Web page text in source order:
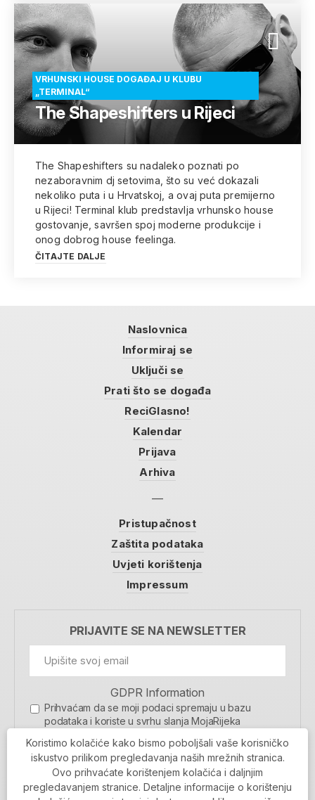
VRHUNSKI HOUSE DOGAĐAJ U KLUBU
„TERMINAL“
The Shapeshifters u Rijeci
The Shapeshifters su nadaleko poznati po
nezaboravnim dj setovima, što su već dokazali
nekoliko puta i u Hrvatskoj, a ovaj puta premijerno
u Rijeci! Terminal klub predstavlja vrhunsko house
gostovanje, savršen spoj moderne produkcije i
onog dobrog house feelinga.
ČITAJTE DALJE
Naslovnica
Informiraj se
Uključi se
Prati što se događa
ReciGlasno!
Kalendar
Prijava
Arhiva
Pristupačnost
Zaštita podataka
Uvjeti korištenja
Impressum
PRIJAVITE SE NA NEWSLETTER
GDPR Information
Prihvaćam da se moji podaci spremaju u bazu
podataka i koriste u svrhu slanja MojaRijeka
MOJARIJEKA NEWSLETTER
PRIJAVI SE
Koristimo kolačiće kako bismo poboljšali vaše korisničko
iskustvo prilikom pregledavanja naših mrežnih stranica.
Ovo prihvaćate korištenjem kolačića i daljnjim
pregledavanjem stranice. Detaljne informacije o korištenju